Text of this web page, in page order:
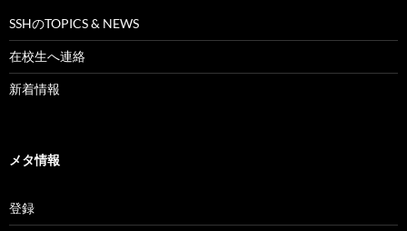
SSHのTOPICS & NEWS
在校生へ連絡
新着情報
メタ情報
登録